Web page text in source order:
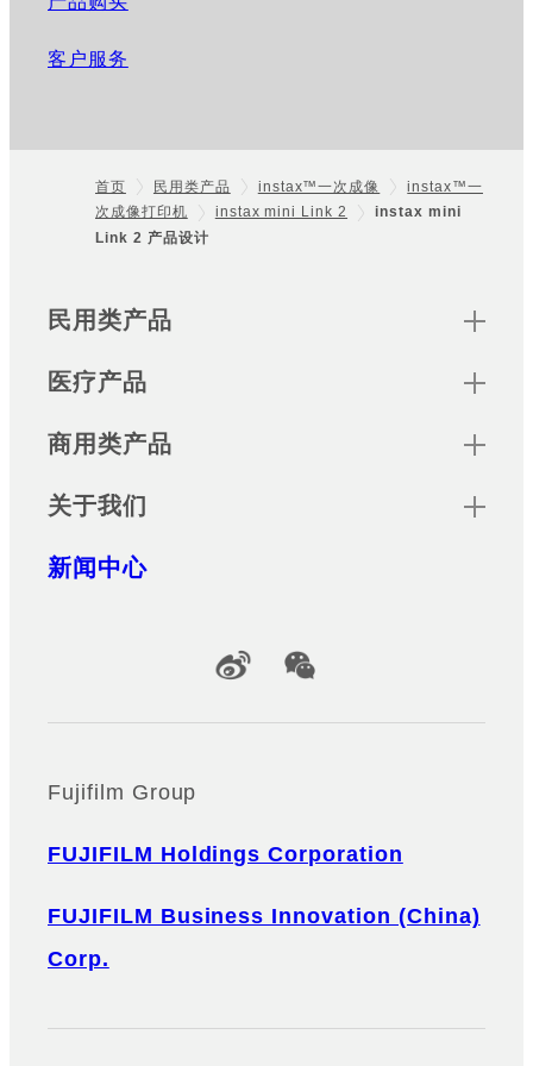
客户服务
Footer
首页 民用类产品 instax™一次成像
instax™一
次成像打印机
instax mini Link 2
instax mini
Link 2 产品设计
Sitemap
民用类产品
医疗产品
商用类产品
关于我们
新闻中心
Official Social Media Accounts
Fujifilm Group
FUJIFILM Holdings Corporation
FUJIFILM Business Innovation (China)
Corp.